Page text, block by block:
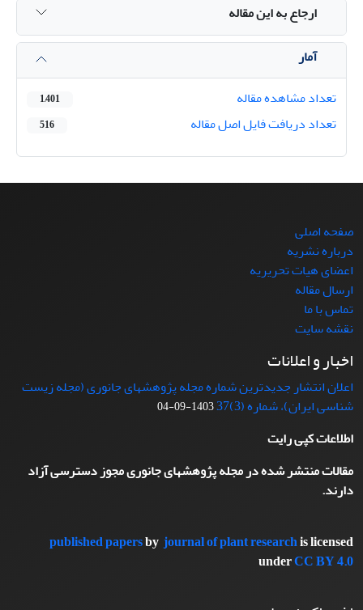
ارجاع به این مقاله
آمار
تعداد مشاهده مقاله
1,401
تعداد دریافت فایل اصل مقاله 516
صفحه اصلی
درباره نشریه
اعضای هیات تحریریه
ارسال مقاله
تماس با ما
نقشه سایت
اخبار و اعلانات
اعلان انتشار جدیدترین شماره مجله پژوهشهای جانوری (مجله زیست
شناسی ایران)، شماره (3)37
1403-09-04
اطلاعات کپی رایت
مقالات منتشر شده در مجله پژوهشهای جانوری مجوز دسترسی آزاد
دارند.
published papersbyjournal of plant researchis licensed
underCC BY 4.0